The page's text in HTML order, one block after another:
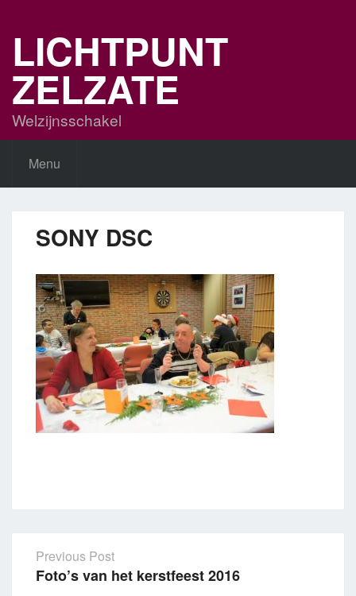
LICHTPUNT
ZELZATE
Welzijnsschakel
Menu
SONY DSC
Post
Previous Post
Foto’s van het kerstfeest 2016